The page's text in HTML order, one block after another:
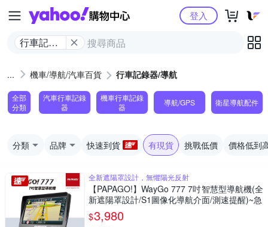
Yahoo購物中心
行車記錄
登入
機車/導航/汽車百貨 行車記錄器/導航
全部
分類
汽車行車記錄
器
機車行車記錄
器
導航/GPS 衛星導航配件
分類 品牌 快速到貨 有現貨 挑戰低價 價格低到
全新遮陽罩設計，無懼陽光反射
【PAPAGO!】WayGo 777 7吋智慧型導航機(全
新遮陽罩設計/S1圖像化導航介面/測速提醒)~急
$3,980